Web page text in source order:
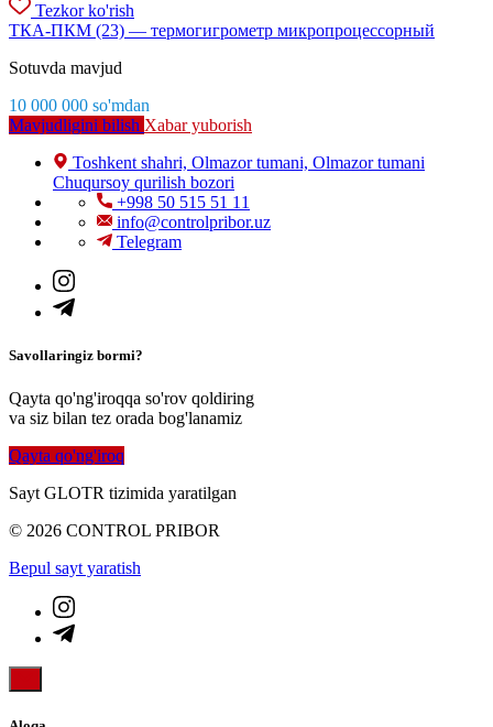
Tezkor ko'rish
ТКА-ПКМ (23) — термогигрометр микропроцессорный
Sotuvda mavjud
10 000 000 so'mdan
Mavjudligini bilish Xabar yuborish
Toshkent shahri, Olmazor tumani, Olmazor tumani
Chuqursoy qurilish bozori
+998 50 515 51 11
info@controlpribor.uz
Telegram
Savollaringiz bormi?
Qayta qo'ng'iroqqa so'rov qoldiring
va siz bilan tez orada bog'lanamiz
Qayta qo'ng'iroq
Sayt GLOTR tizimida yaratilgan
© 2026 CONTROL PRIBOR
Bepul sayt yaratish